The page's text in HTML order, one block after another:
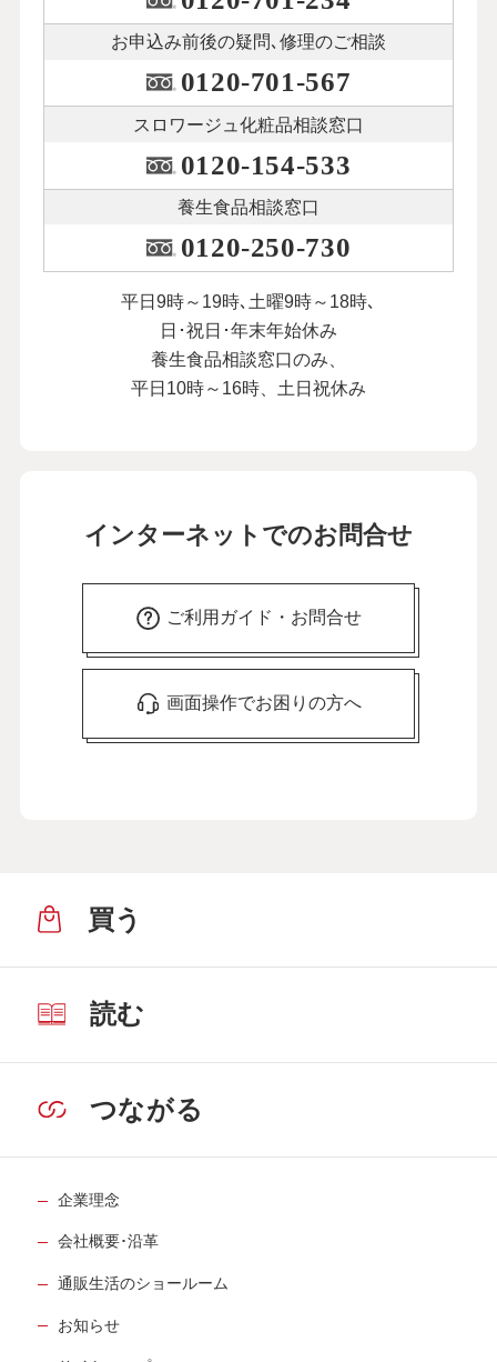
お申込み前後の疑問､修理のご相談
0120-701-567
スロワージュ化粧品相談窓口
0120-154-533
養生食品相談窓口
0120-250-730
平日9時～19時､土曜9時～18時､
日･祝日･年末年始休み
養生食品相談窓口のみ、
平日10時～16時、土日祝休み
インターネットでのお問合せ
ご利用ガイド・お問合せ
画面操作でお困りの方へ
買う
読む
つながる
企業理念
会社概要･沿革
通販生活のショールーム
お知らせ